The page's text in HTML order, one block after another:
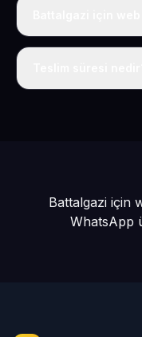
Tek fiyat: yılda 50
Battalgazi için
WhatsApp